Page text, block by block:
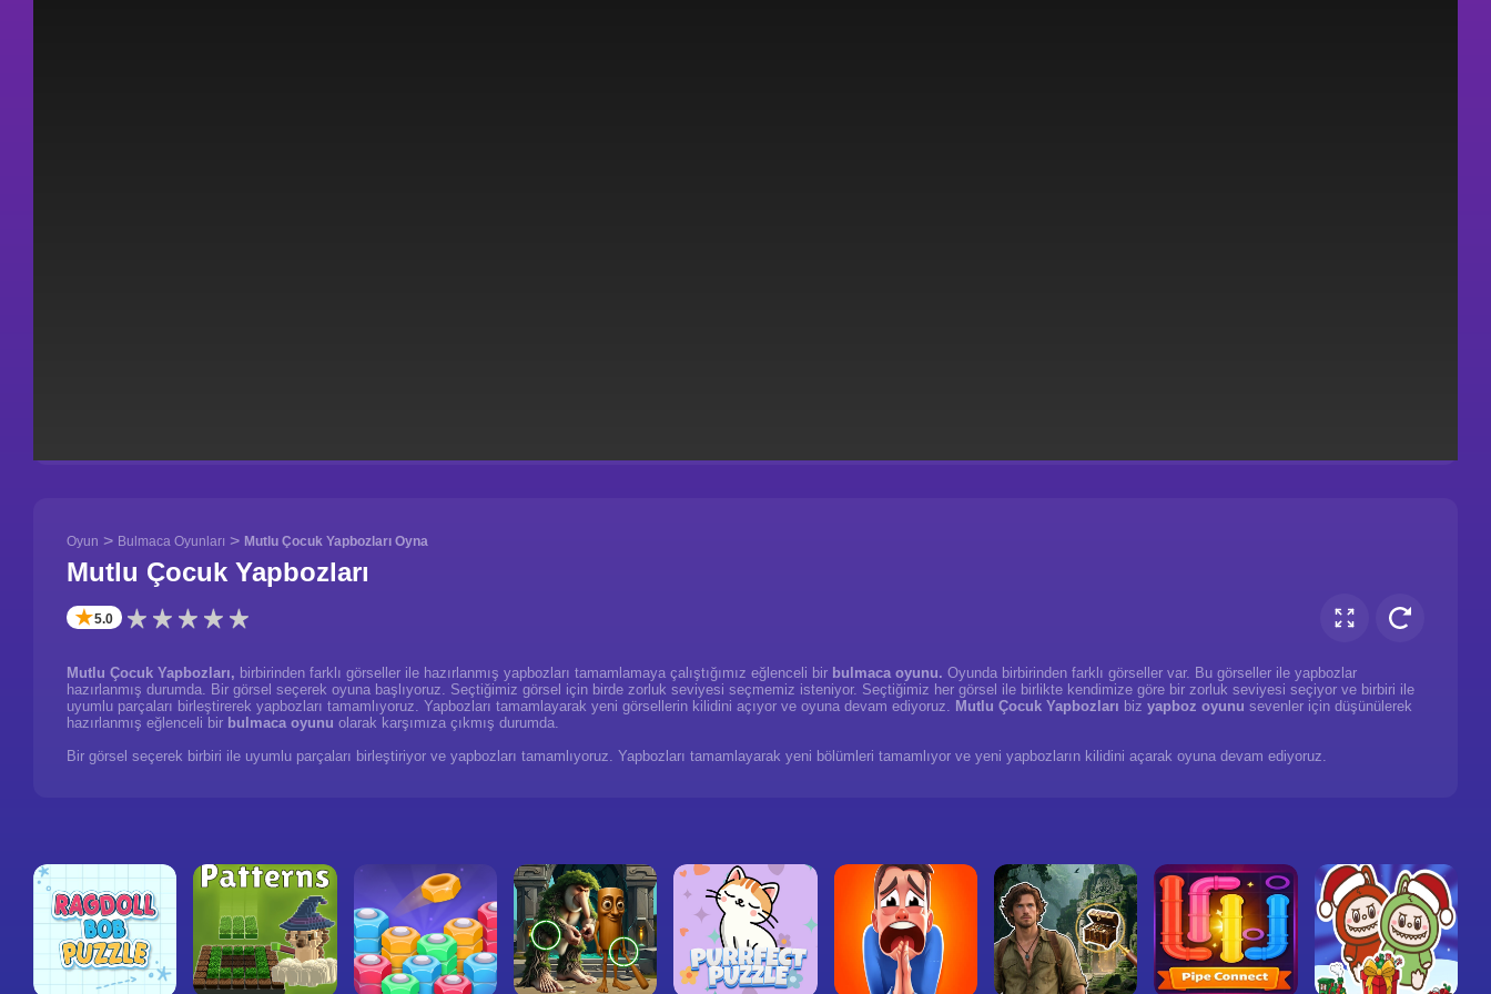
Oyun > Bulmaca Oyunları > Mutlu Çocuk Yapbozları Oyna
Mutlu Çocuk Yapbozları
✭5.0
Mutlu Çocuk Yapbozları, birbirinden farklı görseller ile hazırlanmış yapbozları tamamlamaya çalıştığımız eğlenceli bir bulmaca oyunu. Oyunda birbirinden farklı görseller var. Bu görseller ile yapbozlar
hazırlanmış durumda. Bir görsel seçerek oyuna başlıyoruz. Seçtiğimiz görsel için birde zorluk seviyesi seçmemiz isteniyor. Seçtiğimiz her görsel ile birlikte kendimize göre bir zorluk seviyesi seçiyor ve birbiri ile
uyumlu parçaları birleştirerek yapbozları tamamlıyoruz. Yapbozları tamamlayarak yeni görsellerin kilidini açıyor ve oyuna devam ediyoruz. Mutlu Çocuk Yapbozları biz yapboz oyunu sevenler için düşünülerek
hazırlanmış eğlenceli bir bulmaca oyunu olarak karşımıza çıkmış durumda.
Bir görsel seçerek birbiri ile uyumlu parçaları birleştiriyor ve yapbozları tamamlıyoruz. Yapbozları tamamlayarak yeni bölümleri tamamlıyor ve yeni yapbozların kilidini açarak oyuna devam ediyoruz.